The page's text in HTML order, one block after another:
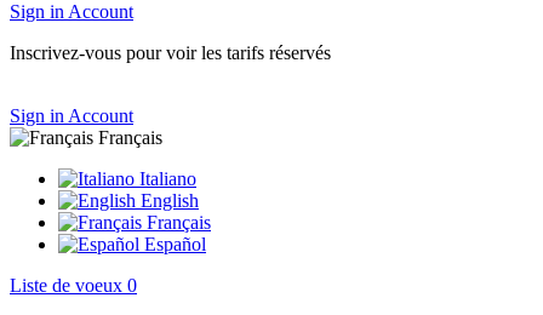
Sign in Account
Inscrivez-vous pour voir les tarifs réservés
Sign in Account
Français
Italiano
English
Français
Español
Liste de voeux 0